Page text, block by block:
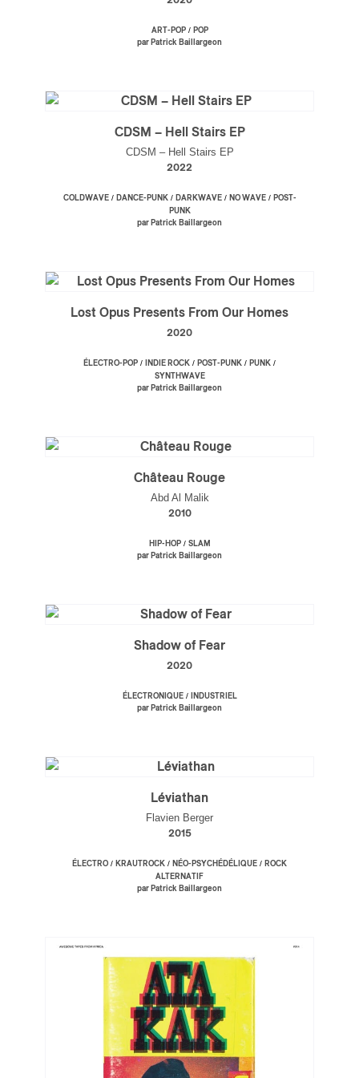
ART-POP/ POP
par Patrick Baillargeon
CDSM – Hell Stairs EP
CDSM – Hell Stairs EP
2022
COLDWAVE/ DANCE-PUNK/ DARKWAVE/ NO WAVE/ POST-
PUNK
par Patrick Baillargeon
Lost Opus Presents From Our Homes
2020
ÉLECTRO-POP / INDIE ROCK / POST-PUNK / PUNK /
SYNTHWAVE
par Patrick Baillargeon
Château Rouge
Abd Al Malik
2010
HIP-HOP/ SLAM
par Patrick Baillargeon
Shadow of Fear
2020
ÉLECTRONIQUE/
INDUSTRIEL
par Patrick Baillargeon
Léviathan
Flavien Berger
2015
ÉLECTRO / KRAUTROCK / NÉO-PSYCHÉDÉLIQUE / ROCK
ALTERNATIF
par Patrick Baillargeon